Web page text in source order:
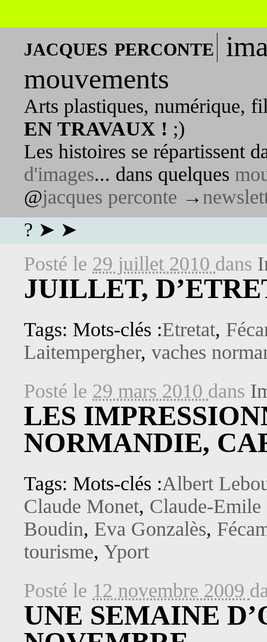
jacques perconte
mouvements
Arts plastiques, numérique,
EN TRAVAUX ! ;)
Les histoires se répartissent
d'images... dans quelques
@jacques perconte →
? ➤ ➤
Posté le 29 juillet 2010 dans
JUILLET,
Tags: Mots-clés :Etretat,
Laitempergher, vaches
Posté le 29 mars 2010 dans
LES
NORMANDIE,
Tags: Mots-clés :Albert
Claude Monet, Claude-Emile
Boudin, Eva Gonzalès,
tourisme, Yport
Posté le 12 novembre 2009
UNE SEMAINE